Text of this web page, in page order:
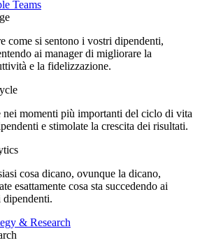
Teams
come si sentono i vostri dipendenti,
ai manager di migliorare la
e la fidelizzazione.
nei momenti più importanti del ciclo di vita
e stimolate la crescita dei risultati.
cosa dicano, ovunque la dicano,
esattamente cosa sta succedendo ai
dipendenti.
& Research